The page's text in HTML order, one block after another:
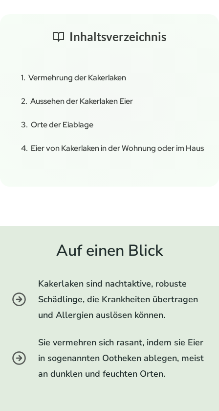
Inhaltsverzeichnis
Vermehrung der Kakerlaken
Aussehen der Kakerlaken Eier
Orte der Eiablage
Eier von Kakerlaken in der Wohnung oder im Haus
Auf einen Blick
Kakerlaken sind nachtaktive, robuste
Schädlinge, die Krankheiten übertragen
und Allergien auslösen können.
Sie vermehren sich rasant, indem sie Eier
in sogenannten Ootheken ablegen, meist
an dunklen und feuchten Orten.